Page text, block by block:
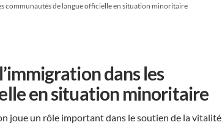
communautés de langue officielle en situation minoritaire
dans les
en situation minoritaire
joue un rôle important dans le soutien de la vitalité